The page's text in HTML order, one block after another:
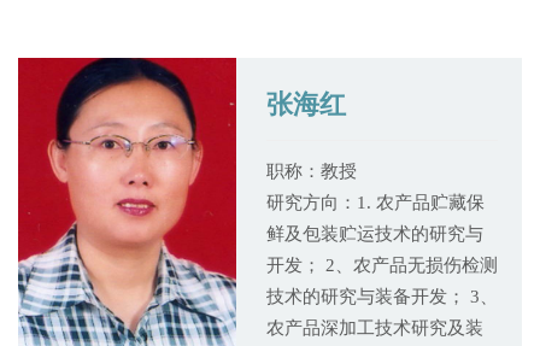
张海红
职称：教授
研究方向：1. 农产品贮藏保
鲜及包装贮运技术的研究与
开发； 2、农产品无损伤检测
技术的研究与装备开发； 3、
农产品深加工技术研究及装